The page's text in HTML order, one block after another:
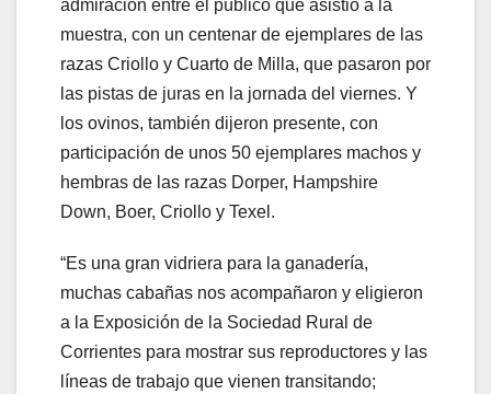
admiración entre el público que asistió a la
muestra, con un centenar de ejemplares de las
razas Criollo y Cuarto de Milla, que pasaron por
las pistas de juras en la jornada del viernes. Y
los ovinos, también dijeron presente, con
participación de unos 50 ejemplares machos y
hembras de las razas Dorper, Hampshire
Down, Boer, Criollo y Texel.
“Es una gran vidriera para la ganadería,
muchas cabañas nos acompañaron y eligieron
a la Exposición de la Sociedad Rural de
Corrientes para mostrar sus reproductores y las
líneas de trabajo que vienen transitando;